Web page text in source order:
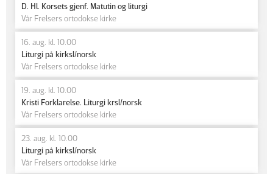
D. Hl. Korsets gjenf. Matutin og liturgi
Vår Frelsers ortodokse kirke
16. aug. kl. 10.00
Liturgi på kirksl/norsk
Vår Frelsers ortodokse kirke
19. aug. kl. 10.00
Kristi Forklarelse. Liturgi krsl/norsk
Vår Frelsers ortodokse kirke
23. aug. kl. 10.00
Liturgi på kirksl/norsk
Vår Frelsers ortodokse kirke